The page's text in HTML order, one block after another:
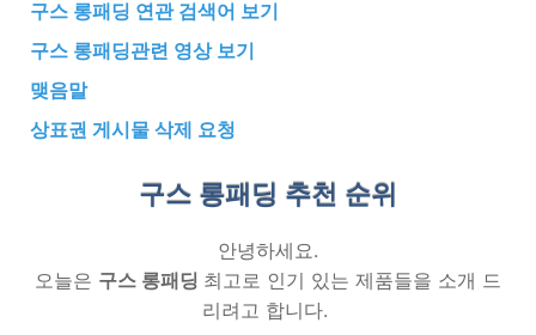
구스 롱패딩 연관 검색어 보기
구스 롱패딩관련 영상 보기
맺음말
상표권 게시물 삭제 요청
구스 롱패딩 추천 순위
안녕하세요.
오늘은 구스 롱패딩 최고로 인기 있는 제품들을 소개 드
리려고 합니다.